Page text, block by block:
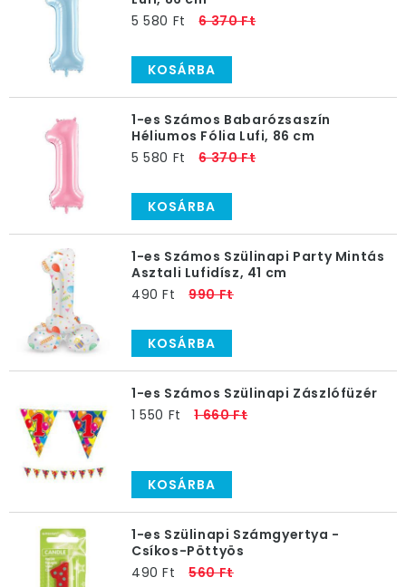
5 580 Ft
6 370 Ft
KOSÁRBA
1-es Számos Babarózsaszín
Héliumos Fólia Lufi, 86 cm
5 580 Ft
6 370 Ft
KOSÁRBA
1-es Számos Szülinapi Party Mintás
Asztali Lufidísz, 41 cm
490 Ft
990 Ft
KOSÁRBA
1-es Számos Szülinapi Zászlófüzér
1 550 Ft
1 660 Ft
KOSÁRBA
1-es Szülinapi Számgyertya -
Csíkos-Pöttyös
490 Ft
560 Ft